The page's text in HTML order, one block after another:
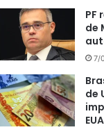
PF
de
7/
de
EUA